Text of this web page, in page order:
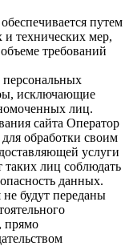
путем
технических мер,
требований
персональных
исключающие
лиц.
сайта Оператор
обработки своим
услуги
таких лиц соблюдать
данных.
будут переданы
прямо